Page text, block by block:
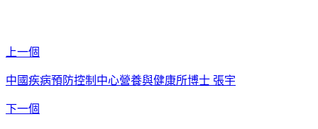
上一個
中國疾病預防控制中心營養與健康所博士 張宇
下一個